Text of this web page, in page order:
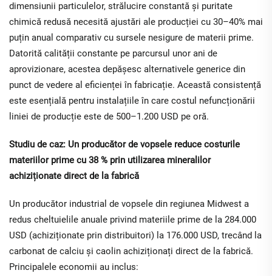
dimensiunii particulelor, strălucire constantă și puritate
chimică redusă necesită ajustări ale producției cu 30–40% mai
puțin anual comparativ cu sursele nesigure de materii prime.
Datorită calității constante pe parcursul unor ani de
aprovizionare, acestea depășesc alternativele generice din
punct de vedere al eficienței în fabricație. Această consistență
este esențială pentru instalațiile în care costul nefuncționării
liniei de producție este de 500–1.200 USD pe oră.
Studiu de caz: Un producător de vopsele reduce costurile
materiilor prime cu 38 % prin utilizarea mineralilor
achiziționate direct de la fabrică
Un producător industrial de vopsele din regiunea Midwest a
redus cheltuielile anuale privind materiile prime de la 284.000
USD (achiziționate prin distribuitori) la 176.000 USD, trecând la
carbonat de calciu și caolin achiziționați direct de la fabrică.
Principalele economii au inclus: